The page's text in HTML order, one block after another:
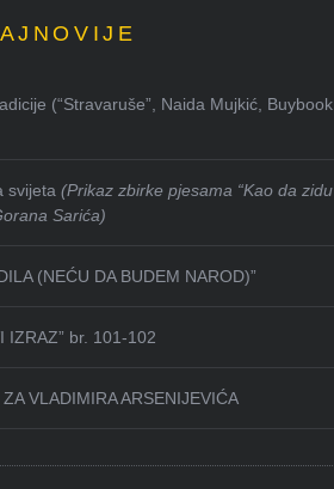
(“Stravaruše”, Naida Mujkić, Buybook,
svijeta(Prikaz zbirke pjesama “Kao da zidu
Sarića)
(NEĆU DA BUDEM NAROD)”
IZRAZ” br. 101-102
VLADIMIRA ARSENIJEVIĆA